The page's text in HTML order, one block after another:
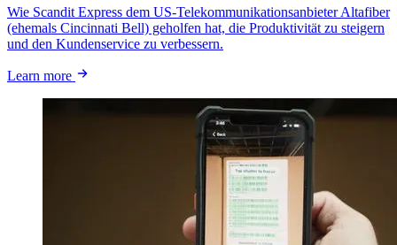
Wie Scandit Express dem US-Telekommunikationsanbieter Altafiber
(ehemals Cincinnati Bell) geholfen hat, die Produktivität zu steigern
und den Kundenservice zu verbessern.
Learn more